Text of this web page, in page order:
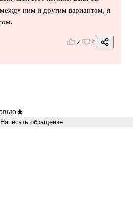
ним и другим вариантом, я
2 0
Написать обращение